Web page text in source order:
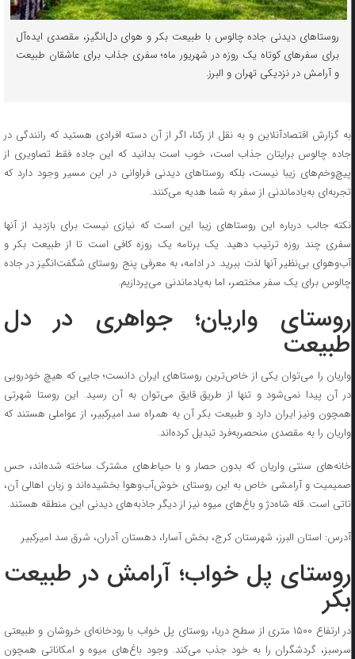
روستاهای دیدنی جاده چالوس با طبیعت بکر و هوای دل‌انگیز، مقصدی ایده‌آل
برای سفرهای کوتاه یک روزه در شهریور ماه؛ سفری جذاب برای عاشقان طبیعت
و آرامش در نزدیکی تهران و البرز.
به گزارش اقتصادآنلاین و به نقل از رکنا، اگر از آن دسته افرادی هستید که رانندگی در
جاده چالوس برایتان جذاب است، خوب است بدانید که این جاده فقط تصاویری از
پیچ‌وخم‌های زیبا نیست، بلکه روستا‌های دیدنی فراوانی در این مسیر وجود دارد که
تجربه‌ای به‌یادماندنی از سفر به شما هدیه می‌کنند.
نکته جالب درباره این روستا‌های زیبا این است که نیازی نیست برای بازدید از آنها
سفری چند روزه ترتیب دهید. یک برنامه یک روزه کافی است تا از طبیعت بکر و
آب‌وهوای بی‌نظیر آنها لذت ببرید. در ادامه، به معرفی پنج روستای شگفت‌انگیز در جاده
چالوس برای یک سفر مختصر، اما به‌یادماندنی می‌پردازیم.
روستای واریان؛ جواهری در دل
طبیعت
واریان را می‌توان یکی از خاص‌ترین روستا‌های ایران دانست؛ جایی که هیچ خودرویی
در آن پیدا نمی‌شود و تنها از طریق قایق می‌توان به آن رسید. این روستا شهرتی
همچون ونیز ایران دارد و طبیعت بکر آن به همراه سد امیرکبیر، از عواملی هستند که
واریان را به مقصدی منحصر‌به‌فرد تبدیل کرده‌اند.
خانه‌های سنتی واریان که بدون حصار و با حیاط‌های مشترک ساخته شده‌اند، حس
صمیمیت و آرامشی خاص به این روستای خوش‌آب‌وهوا بخشیده‌اند و زبان اهالی آن،
تاتی است. قله شاه‌دژ و باغ‌های میوه نیز از دیگر جاذبه‌های دیدنی این منطقه هستند.
آدرس: استان البرز، شهرستان کرج، بخش آسارا، دهستان آدران، شرق سد امیرکبیر
روستای پل خواب؛ آرامش در طبیعت
بکر
در ارتفاع ۱۵۰۰ متری از سطح دریا، روستای پل خواب با رودخانه‌ای خروشان و طبیعتی
سرسبز، گردشگران را به خود جذب می‌کند. وجود باغ‌های میوه و امکاناتی همچون